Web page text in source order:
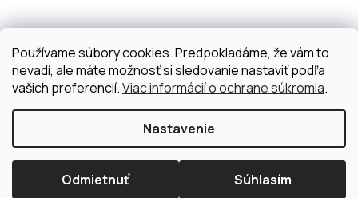
Používame súbory cookies. Predpokladáme, že vám to
nevadí, ale máte možnosť si sledovanie nastaviť podľa
vašich preferencií.Viac informácií o ochrane súkromia.
Nastavenie
Odmietnuť Súhlasím